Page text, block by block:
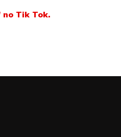
Tik Tok.